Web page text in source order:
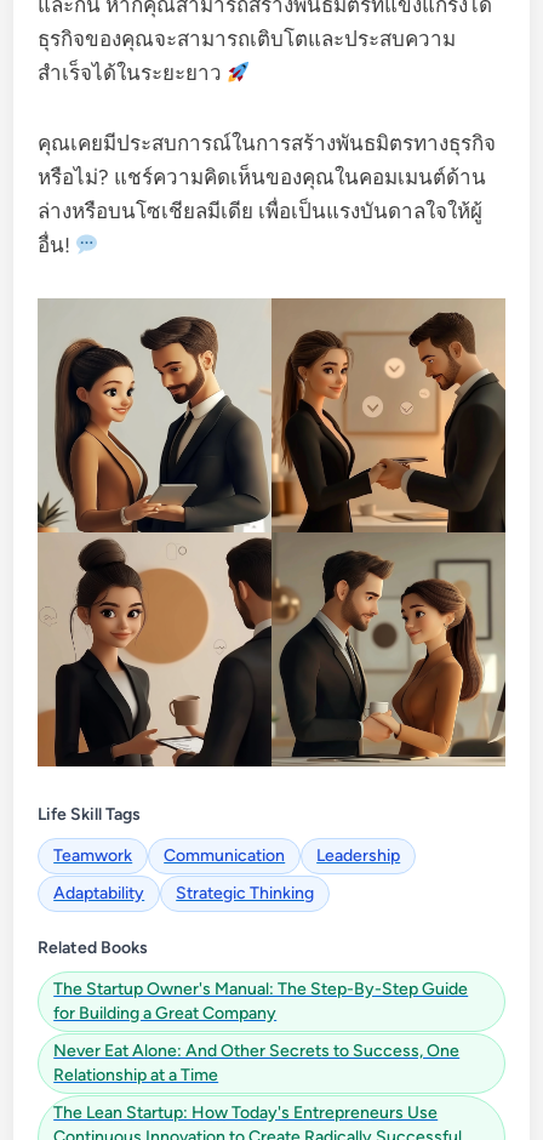
และกัน หากคุณสามารถสร้างพันธมิตรที่แข็งแกร่งได้
ธุรกิจของคุณจะสามารถเติบโตและประสบความ
สำเร็จได้ในระยะยาว
คุณเคยมีประสบการณ์ในการสร้างพันธมิตรทางธุรกิจ
หรือไม่? แชร์ความคิดเห็นของคุณในคอมเมนต์ด้าน
ล่างหรือบนโซเชียลมีเดีย เพื่อเป็นแรงบันดาลใจให้ผู้
อื่น!
Life Skill Tags
Teamwork
Communication
Leadership
Adaptability
Strategic Thinking
Related Books
The Startup Owner's Manual: The Step-By-Step Guide
for Building a Great Company
Never Eat Alone: And Other Secrets to Success, One
Relationship at a Time
The Lean Startup: How Today's Entrepreneurs Use